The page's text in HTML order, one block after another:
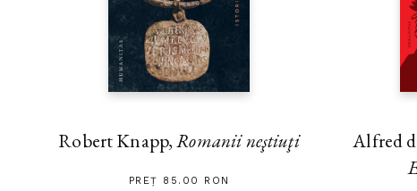
Robert Knapp,Romanii neştiuţi
PREȚ 85.00 RON
Alfred